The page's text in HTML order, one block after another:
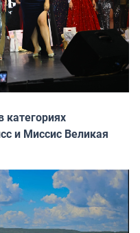
категориях
и Миссис Великая